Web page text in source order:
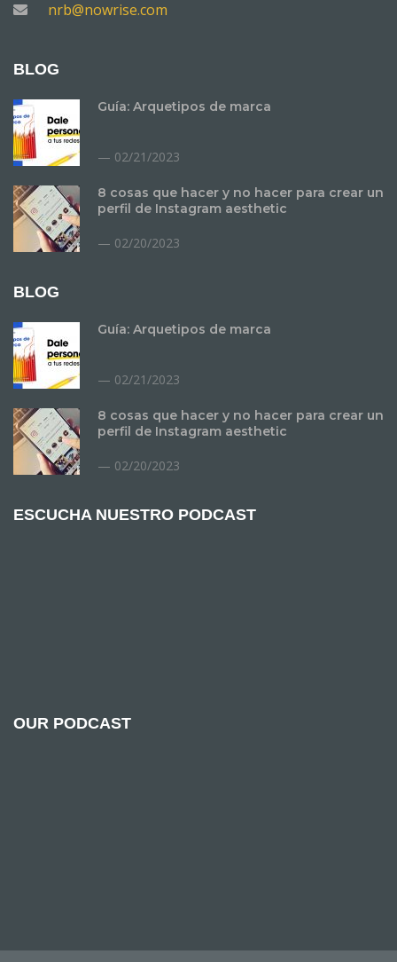
nrb@nowrise.com
BLOG
Guía: Arquetipos de marca
02/21/2023
8 cosas que hacer y no hacer para crear un
perfil de Instagram aesthetic
02/20/2023
BLOG
Guía: Arquetipos de marca
02/21/2023
8 cosas que hacer y no hacer para crear un
perfil de Instagram aesthetic
02/20/2023
ESCUCHA NUESTRO PODCAST
OUR PODCAST